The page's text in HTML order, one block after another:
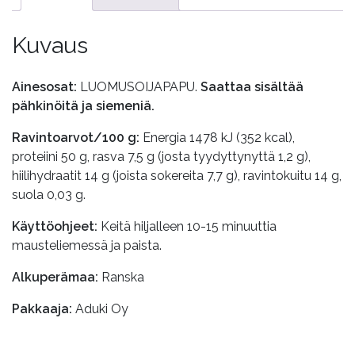
Kuvaus
Ainesosat: LUOMUSOIJAPAPU. Saattaa sisältää
pähkinöitä ja siemeniä.
Ravintoarvot/100 g: Energia 1478 kJ (352 kcal),
proteiini 50 g, rasva 7,5 g (josta tyydyttynyttä 1,2 g),
hiilihydraatit 14 g (joista sokereita 7,7 g), ravintokuitu 14 g,
suola 0,03 g.
Käyttöohjeet: Keitä hiljalleen 10-15 minuuttia
mausteliemessä ja paista.
Alkuperämaa: Ranska
Pakkaaja: Aduki Oy